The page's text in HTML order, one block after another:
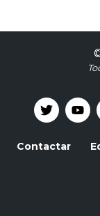
Contactar